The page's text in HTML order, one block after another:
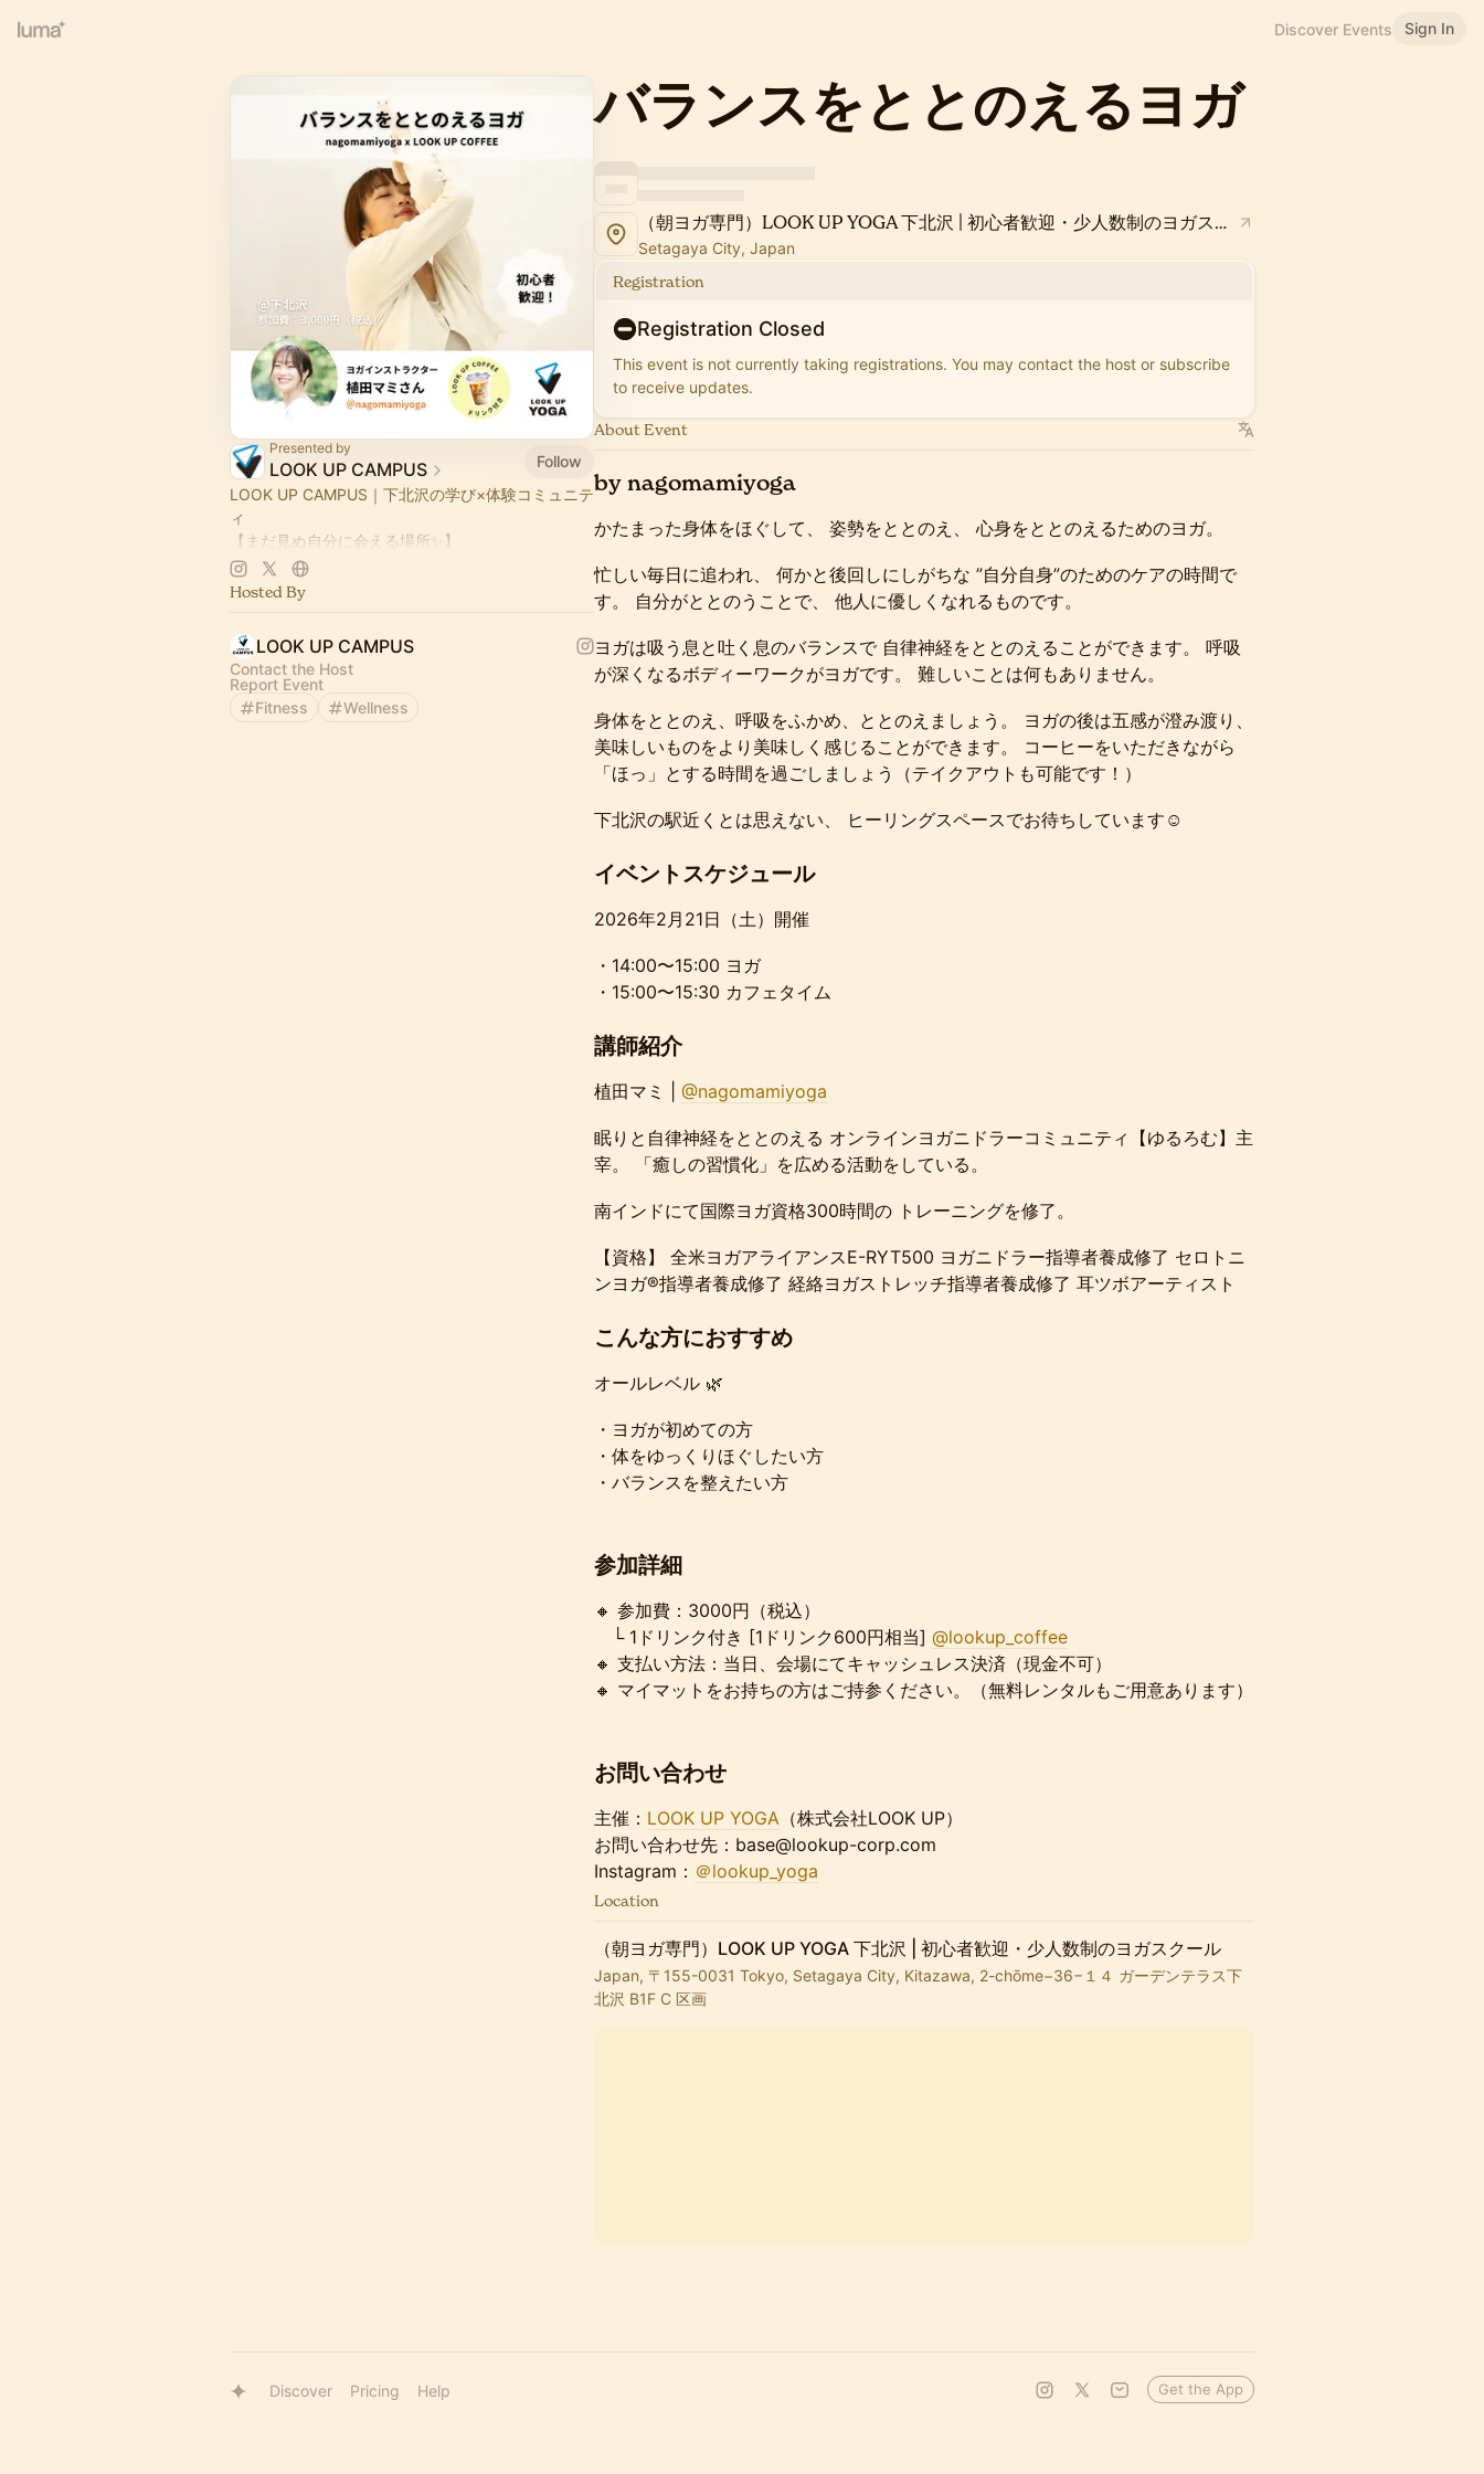
Discover Events Sign In
Presented by
LOOK UP CAMPUS
Follow
LOOK UP CAMPUS｜下北沢の学び×体験コミュニテ
ィ
【まだ見ぬ自分に会える場所✨】
ヨガ・ダンス・演劇からビジネスセミナーまで
多彩なイベントを毎月開催中🎭
下北沢の新しいカルチャースペース
📍 スタジオBASE（撮影・レッスン対応）
☕ カフェLUC併設
🤝 温かいコミュニティ
Hosted By
LOOK UP CAMPUS
Contact the Host
Report Event
Fitness
Wellness
バランスをととのえるヨガ
（朝ヨガ専門）LOOK UP YOGA 下北沢 | 初心者歓迎・少人数制のヨガスクール
Setagaya City, Japan
Registration
Registration Closed
This event is not currently taking registrations. You may contact the host or subscribe
to receive updates.
About Event
by nagomamiyoga
かたまった身体をほぐして、 姿勢をととのえ、 心身をととのえるためのヨガ。
忙しい毎日に追われ、 何かと後回しにしがちな ”自分自身”のためのケアの時間で
す。 自分がととのうことで、 他人に優しくなれるものです。
ヨガは吸う息と吐く息のバランスで 自律神経をととのえることができます。 呼吸
が深くなるボディーワークがヨガです。 難しいことは何もありません。
身体をととのえ、呼吸をふかめ、ととのえましょう。 ヨガの後は五感が澄み渡り、
美味しいものをより美味しく感じることができます。 コーヒーをいただきながら
「ほっ」とする時間を過ごしましょう（テイクアウトも可能です！）
下北沢の駅近くとは思えない、 ヒーリングスペースでお待ちしています☺︎
イベントスケジュール
2026年2月21日（土）開催
・14:00〜15:00 ヨガ
・15:00〜15:30 カフェタイム
講師紹介
植田マミ | @nagomamiyoga
眠りと自律神経をととのえる オンラインヨガニドラーコミュニティ【ゆるろむ】主
宰。 「癒しの習慣化」を広める活動をしている。
南インドにて国際ヨガ資格300時間の トレーニングを修了。
【資格】 全米ヨガアライアンスE-RYT500 ヨガニドラー指導者養成修了 セロトニ
ンヨガ®︎指導者養成修了 経絡ヨガストレッチ指導者養成修了 耳ツボアーティスト
こんな方におすすめ
オールレベル 🌿
・ヨガが初めての方
・体をゆっくりほぐしたい方
・バランスを整えたい方
参加詳細
🔸 参加費：3000円（税込）
└ 1ドリンク付き [1ドリンク600円相当] @lookup_coffee
🔸 支払い方法：当日、会場にてキャッシュレス決済（現金不可）
🔸 マイマットをお持ちの方はご持参ください。（無料レンタルもご用意あります）
お問い合わせ
​主催： LOOK UP YOGA （株式会社LOOK UP）
お問い合わせ先：base@lookup-corp.com
Instagram： ＠lookup_yoga
Location
（朝ヨガ専門）LOOK UP YOGA 下北沢 | 初心者歓迎・少人数制のヨガスクール
Japan, 〒155-0031 Tokyo, Setagaya City, Kitazawa, 2-chōme−36−１４ ガーデンテラス下
北沢 B1F C 区画
Discover Pricing Help Get the App